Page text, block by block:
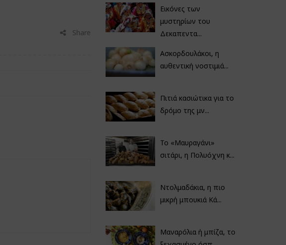
Share
Εικόνες των
μυστηρίων του
Δεκαπεντα...
Ασκορδουλάκοι, η
αυθεντική νοστιμιά...
Πιτιά κασιώτικα για το
δρόμο της μν...
Το «Μαυραγάνι»
σιτάρι, η Πολυόχνη κ...
Ντολμαδάκια, η πιο
μικρή μπουκιά Κά...
Μαναρόλια ή μπίζα, το